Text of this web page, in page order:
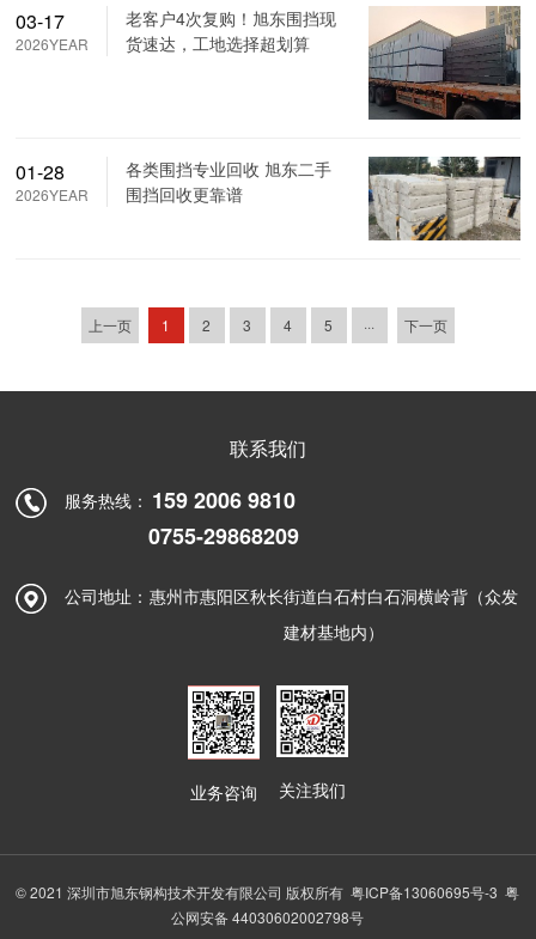
03-17
2026YEAR
老客户4次复购！旭东围挡现
货速达，工地选择超划算
01-28
2026YEAR
各类围挡专业回收 旭东二手
围挡回收更靠谱
上一页 1 2 3 4 5 ··· 下一页
联系我们
服务热线： 159 2006 9810
0755-29868209
公司地址： 惠州市惠阳区秋长街道白石村白石洞横岭背（众发
建材基地内）
业务咨询 关注我们
© 2021 深圳市旭东钢构技术开发有限公司 版权所有粤ICP备13060695号-3 粤
公网安备 44030602002798号